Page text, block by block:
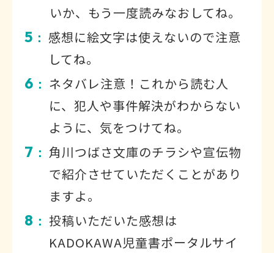
いか、もう一度読みなおしてね。
5 ： 感想に絵文字は使えないので注意
してね。
6 ： ネタバレ注意！これから読む人
に、犯人や事件解決がわからない
ように、気をつけてね。
7 ： 角川つばさ文庫のチラシや宣伝物
で紹介させていただくことがあり
ますよ。
8 ： 投稿いただいた感想は
KADOKAWA児童書ポータルサイ